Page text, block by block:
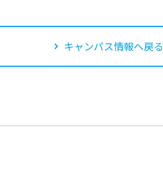
キャンパス情報へ戻る